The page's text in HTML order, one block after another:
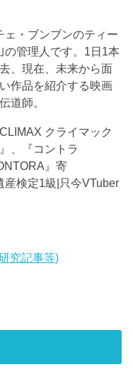
ェ・ブンブンのティー
の管理人です。1日1本
、現在、未来から面
作品を紹介する映画
道師。
CLIMAX クライマック
、『コントラ
』寄
産検定1級|只今VTuber
究記事等)